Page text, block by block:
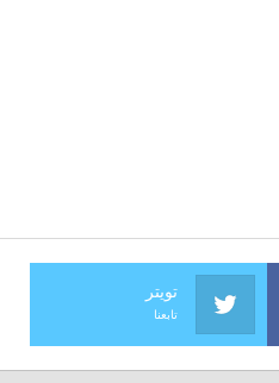
تويتر
تابعنا